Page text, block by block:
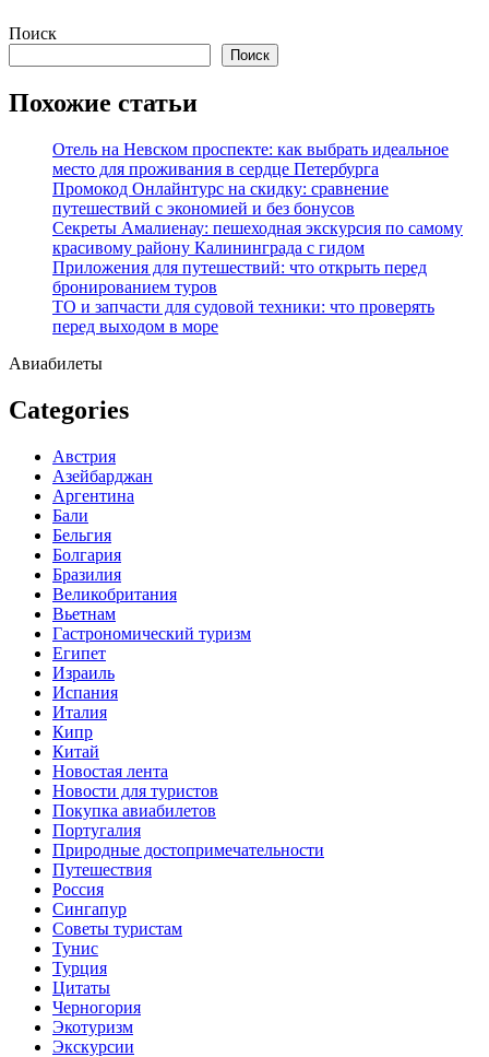
Перейти
содержимому
Поиск
Поиск
Похожие статьи
Отель на Невском проспекте: как выбрать идеальное
место для проживания в сердце Петербурга
Промокод Онлайнтурс на скидку: сравнение
путешествий с экономией и без бонусов
Секреты Амалиенау: пешеходная экскурсия по самому
красивому району Калининграда с гидом
Приложения для путешествий: что открыть перед
бронированием туров
ТО и запчасти для судовой техники: что проверять
перед выходом в море
Авиабилеты
Categories
Австрия
Азейбарджан
Аргентина
Бали
Бельгия
Болгария
Бразилия
Великобритания
Вьетнам
Гастрономический туризм
Египет
Израиль
Испания
Италия
Кипр
Китай
Новостая лента
Новости для туристов
Покупка авиабилетов
Португалия
Природные достопримечательности
Путешествия
Россия
Сингапур
Советы туристам
Тунис
Турция
Цитаты
Черногория
Экотуризм
Экскурсии